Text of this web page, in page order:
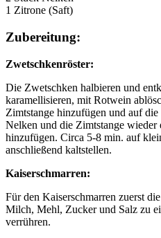
1 Zitrone (Saft)
Zubereitung:
Zwetschkenröster:
Die Zwetschken halbieren und
karamellisieren, mit Rotwein
Zimtstange hinzufügen und auf
Nelken und die Zimtstange wieder
hinzufügen. Circa 5-8 min. auf
anschließend kaltstellen.
Kaiserschmarren:
Für den Kaiserschmarren zuerst
Milch, Mehl, Zucker und Salz zu
verrühren.